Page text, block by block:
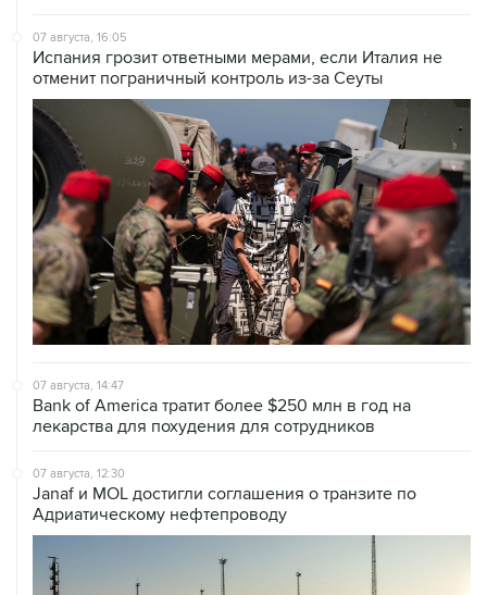
отменит пограничный контроль из-за Сеуты
07 августа, 14:47
лекарства для похудения для сотрудников
07 августа, 12:30
Адриатическому нефтепроводу